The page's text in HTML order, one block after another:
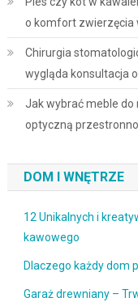
o komfort zwierzęcia
Chirurgia
wygląda konsultacja
Jak wybrać meble do
optyczną
DOM I WNĘTRZE
12 Unikalnych i
kawowego
Dlaczego każdy dom
Garaż drewniany –